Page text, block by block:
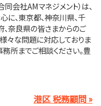
会社AMマネジメント）は、
に、東京都、神奈川県、千
、奈良県の皆さまからのご
々な問題に対応しておりま
所までご相談ください。豊
港区 税務顧問 »